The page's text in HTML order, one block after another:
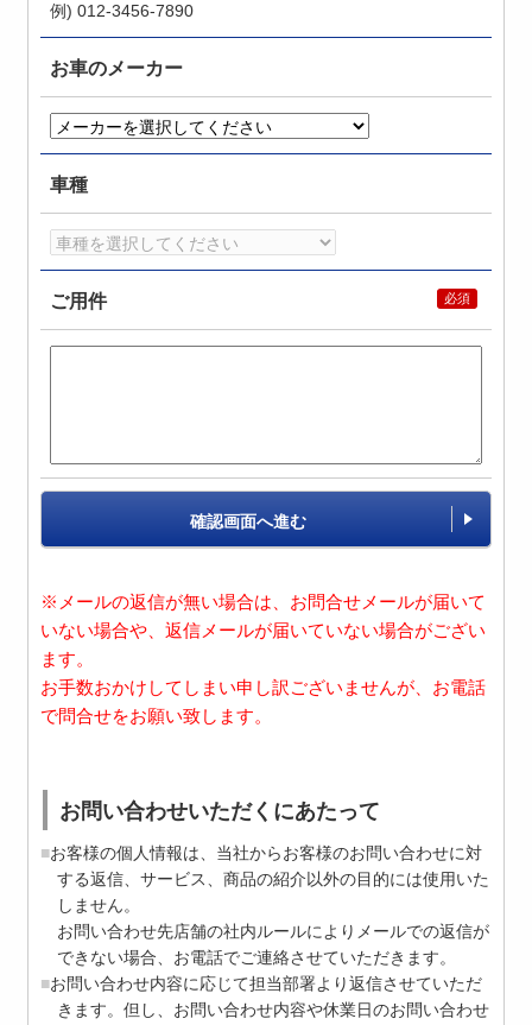
例) 012-3456-7890
お車のメーカー
車種
ご用件
確認画面へ進む
※メールの返信が無い場合は、お問合せメールが届いて
いない場合や、返信メールが届いていない場合がござい
ます。
お手数おかけしてしまい申し訳ございませんが、お電話
で問合せをお願い致します。
お問い合わせいただくにあたって
お客様の個人情報は、当社からお客様のお問い合わせに対
する返信、サービス、商品の紹介以外の目的には使用いた
しません。
お問い合わせ先店舗の社内ルールによりメールでの返信が
できない場合、お電話でご連絡させていただきます。
お問い合わせ内容に応じて担当部署より返信させていただ
きます。但し、お問い合わせ内容や休業日のお問い合わせ